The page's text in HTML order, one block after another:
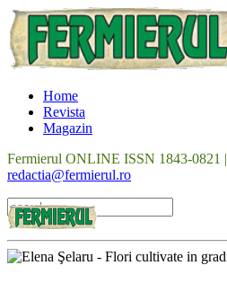
Home
Revista
Magazin
Fermierul ONLINE ISSN 1843-0821 |
redactia@fermierul.ro